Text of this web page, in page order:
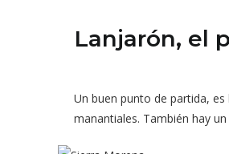
Lanjarón, el
Un buen punto de partida, es
manantiales. También hay